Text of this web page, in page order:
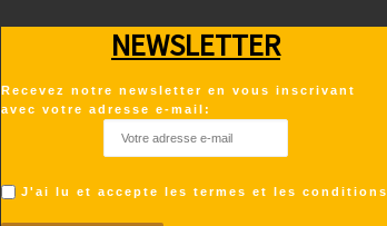
NEWSLETTER
Recevez notre newsletter en vous inscrivant
avec votre adresse e-mail:
J'ai lu et accepte les termes et les conditions